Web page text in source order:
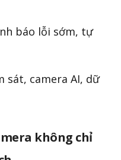
báo lỗi sớm, tự
sát, camera AI, dữ
không chỉ